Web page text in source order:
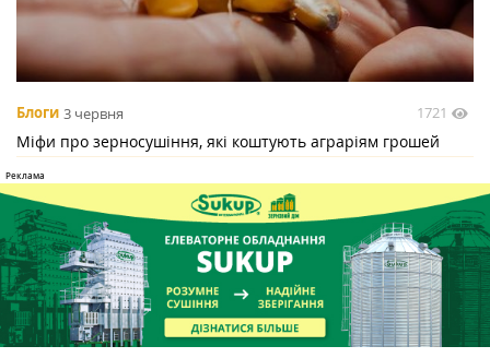
Блоги 3 червня 1721
Міфи про зерносушіння, які коштують аграріям грошей